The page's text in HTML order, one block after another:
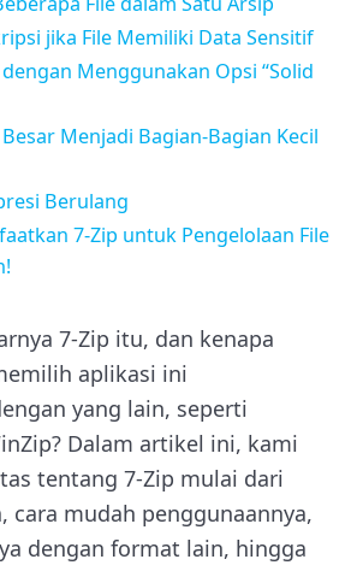
jika File Memiliki Data Sensitif
Menggunakan Opsi “Solid
Menjadi Bagian-Bagian Kecil
Berulang
7-Zip untuk Pengelolaan File
7-Zip itu, dan kenapa
aplikasi ini
yang lain, seperti
Dalam artikel ini, kami
tentang 7-Zip mulai dari
cara mudah penggunaannya,
dengan format lain, hingga